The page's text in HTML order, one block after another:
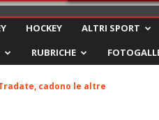
HOCKEY ALTRI SPORT
RUBRICHE
cadono le altre